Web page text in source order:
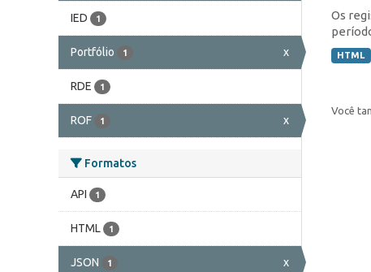
IED 1
Portfólio 1 x
RDE 1
ROF 1 x
Formatos
API 1
HTML 1
JSON 1 x
Os
HTML
Você